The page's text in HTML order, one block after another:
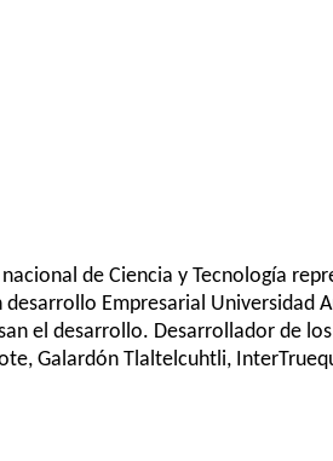
de Ciencia y Tecnología
Empresarial Universidad
el desarrollo. Desarrollador de
Galardón Tlaltelcuhtli,